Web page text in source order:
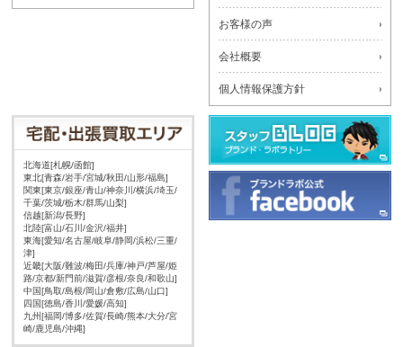
お客様の声
会社概要
個人情報保護方針
北海道[札幌/函館]
東北[青森/岩手/宮城/秋田/山形/福島]
関東[東京/銀座/青山/神奈川/横浜/埼玉/
千葉/茨城/栃木/群馬/山梨]
信越[新潟/長野]
北陸[富山/石川/金沢/福井]
東海[愛知/名古屋/岐阜/静岡/浜松/三重/
津]
近畿[大阪/難波/梅田/兵庫/神戸/芦屋/姫
路/京都/新門前/滋賀/彦根/奈良/和歌山]
中国[鳥取/島根/岡山/倉敷/広島/山口]
四国[徳島/香川/愛媛/高知]
九州[福岡/博多/佐賀/長崎/熊本/大分/宮
崎/鹿児島/沖縄]